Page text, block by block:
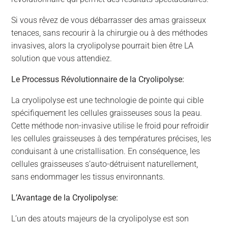
Si vous rêvez de vous débarrasser des amas graisseux
tenaces, sans recourir à la chirurgie ou à des méthodes
invasives, alors la cryolipolyse pourrait bien être LA
solution que vous attendiez.
Le Processus Révolutionnaire de la Cryolipolyse:
La cryolipolyse est une technologie de pointe qui cible
spécifiquement les cellules graisseuses sous la peau.
Cette méthode non-invasive utilise le froid pour refroidir
les cellules graisseuses à des températures précises, les
conduisant à une cristallisation. En conséquence, les
cellules graisseuses s’auto-détruisent naturellement,
sans endommager les tissus environnants.
L’Avantage de la Cryolipolyse:
L’un des atouts majeurs de la cryolipolyse est son